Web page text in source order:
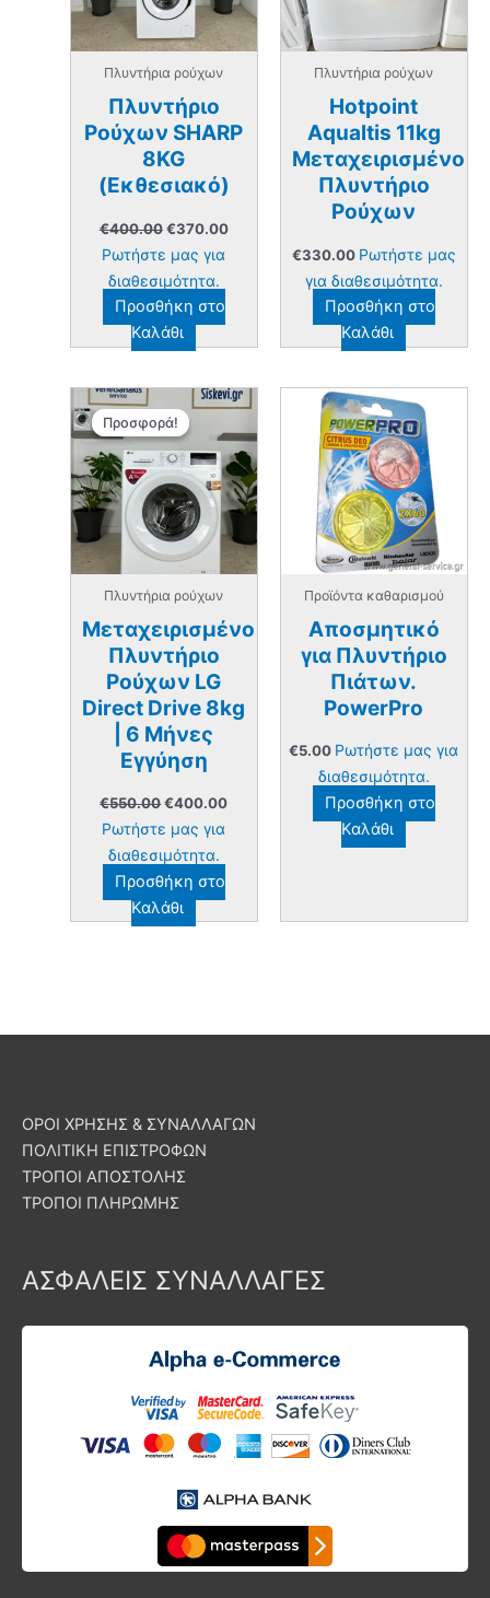
Πλυντήρια ρούχων
Πλυντήριο
Ρούχων SHARP
8KG
(Εκθεσιακό)
€400.00 Original
price
was:
€400.00.
€370.00Η
Ρωτήστε μας για
διαθεσιμότητα.
Προσθήκη στο
Καλάθι
Πλυντήρια ρούχων
Hotpoint
Aqualtis 11kg
Μεταχειρισμένο
Πλυντήριο
Ρούχων
€330.00 Ρωτήστε μας
για διαθεσιμότητα.
Προσθήκη στο
Καλάθι
Προσφορά!
Προσφορά!
Πλυντήρια ρούχων
Μεταχειρισμένο
Πλυντήριο
Ρούχων LG
Direct Drive 8kg
| 6 Μήνες
Εγγύηση
€550.00Original
was:
€550.00.
€400.00Η
Ρωτήστε μας για
διαθεσιμότητα.
Προσθήκη στο
Καλάθι
Προϊόντα καθαρισμού
Αποσμητικό
για Πλυντήριο
Πιάτων.
PowerPro
€5.00 Ρωτήστε μας για
διαθεσιμότητα.
Προσθήκη στο
Καλάθι
ΟΡΟΙ ΧΡΗΣΗΣ & ΣΥΝΑΛΛΑΓΩΝ
ΠΟΛΙΤΙΚΗ ΕΠΙΣΤΡΟΦΩΝ
ΤΡΟΠΟΙ ΑΠΟΣΤΟΛΗΣ
ΤΡΟΠΟΙ ΠΛΗΡΩΜΗΣ
ΑΣΦΑΛΕΙΣ ΣΥΝΑΛΛΑΓΕΣ